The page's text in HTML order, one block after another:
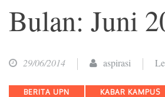
Bulan: Juni
29/06/2014 aspirasi
Categories
BERITA UPN KABAR KAMPUS